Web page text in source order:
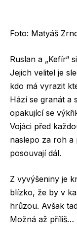
Foto: Matyáš
Ruslan a „Kefír“
Jejich velitel je
kdo má vyrazit
Hází se granát a
opakující se
Vojáci před
naslepo za roh a
posouvají dál.
Z vyvýšeniny je
blízko, že by v
hrůzou. Avšak
Možná až příliš…